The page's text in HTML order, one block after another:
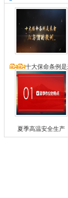
十大保命条例是
夏季高温安全生产